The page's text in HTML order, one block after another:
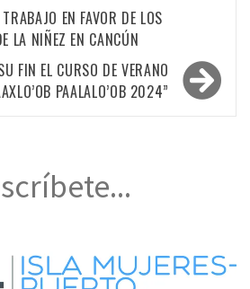
EN FAVOR DE LOS
LA NIÑEZ EN CANCÚN
FIN EL CURSO DE VERANO
PAALALO’OB 2024”